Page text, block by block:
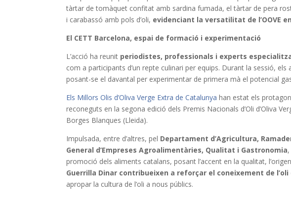
tàrtar de tomàquet confitat amb sardina fumada, el tàrtar de pera
i carabassó amb pols d’oli, evidenciant la versatilitat de l’OOVE
El CETT Barcelona, espai de formació i experimentació
L’acció ha reunit periodistes, professionals i experts
com a participants d’un repte culinari per equips. Durant la sessió,
posant-se el davantal per experimentar de primera mà el potencial
Els Millors Olis d’Oliva Verge Extra de Catalunya han estat els
reconeguts en la segona edició dels Premis Nacionals d’Oli d’Oliva
Borges Blanques (Lleida).
Impulsada, entre d’altres, pel Departament d’Agricultura,
General d’Empreses Agroalimentàries, Qualitat i Gastronomia
promoció dels aliments catalans, posant l’accent en la qualitat,
Guerrilla Dinar contribueixen a reforçar el coneixement de
apropar la cultura de l’oli a nous públics.